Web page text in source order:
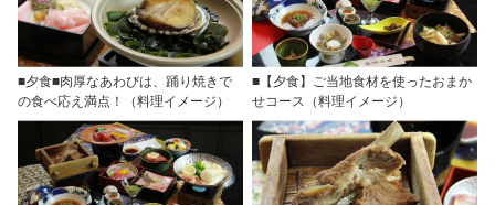
■夕食■肉厚なあわびは、踊り焼きで
の食べ応え満点！（料理イメージ）
■【夕食】ご当地食材を使ったおまか
せコース（料理イメージ）